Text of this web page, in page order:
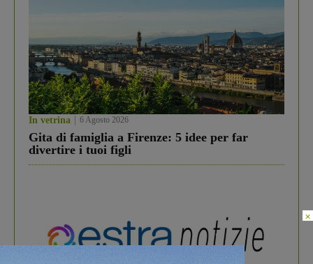
In vetrina 6 Agosto 2026
Gita di famiglia a Firenze: 5 idee per far
divertire i tuoi figli
×